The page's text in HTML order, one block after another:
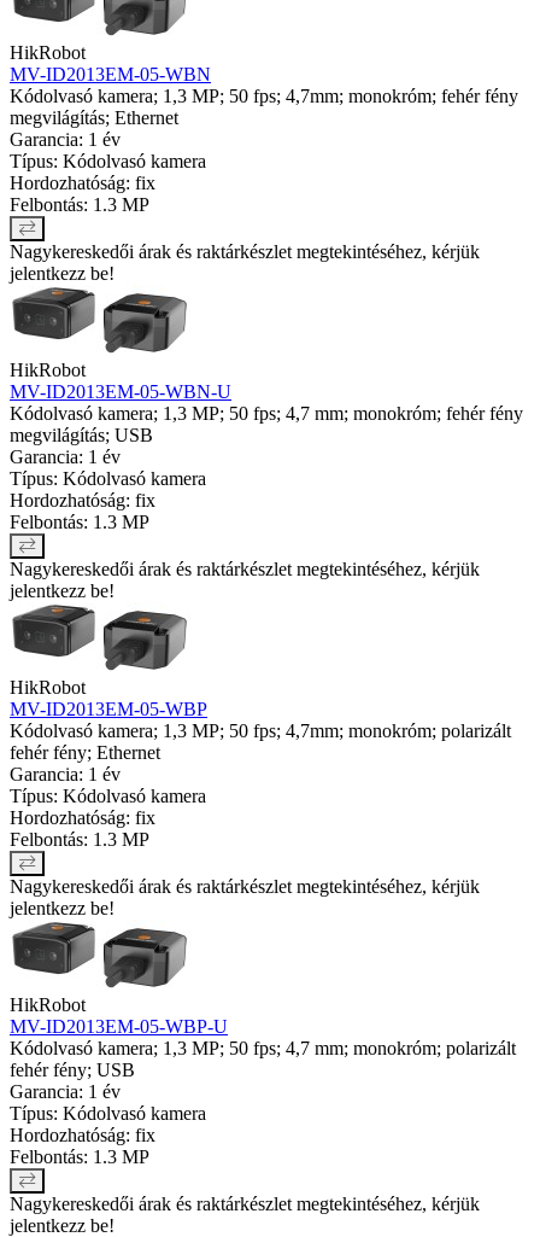
HikRobot
MV-ID2013EM-05-WBN
Kódolvasó kamera; 1,3 MP; 50 fps; 4,7mm; monokróm; fehér fény
megvilágítás; Ethernet
Garancia: 1 év
Típus: Kódolvasó kamera
Hordozhatóság: fix
Felbontás: 1.3 MP
Nagykereskedői árak és raktárkészlet megtekintéséhez, kérjük
jelentkezz be!
HikRobot
MV-ID2013EM-05-WBN-U
Kódolvasó kamera; 1,3 MP; 50 fps; 4,7 mm; monokróm; fehér fény
megvilágítás; USB
Garancia: 1 év
Típus: Kódolvasó kamera
Hordozhatóság: fix
Felbontás: 1.3 MP
Nagykereskedői árak és raktárkészlet megtekintéséhez, kérjük
jelentkezz be!
HikRobot
MV-ID2013EM-05-WBP
Kódolvasó kamera; 1,3 MP; 50 fps; 4,7mm; monokróm; polarizált
fehér fény; Ethernet
Garancia: 1 év
Típus: Kódolvasó kamera
Hordozhatóság: fix
Felbontás: 1.3 MP
Nagykereskedői árak és raktárkészlet megtekintéséhez, kérjük
jelentkezz be!
HikRobot
MV-ID2013EM-05-WBP-U
Kódolvasó kamera; 1,3 MP; 50 fps; 4,7 mm; monokróm; polarizált
fehér fény; USB
Garancia: 1 év
Típus: Kódolvasó kamera
Hordozhatóság: fix
Felbontás: 1.3 MP
Nagykereskedői árak és raktárkészlet megtekintéséhez, kérjük
jelentkezz be!